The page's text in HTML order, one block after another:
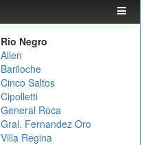
Rio Negro
Allen
Bariloche
Cinco Saltos
Cipolletti
General Roca
Gral. Fernandez Oro
Villa Regina